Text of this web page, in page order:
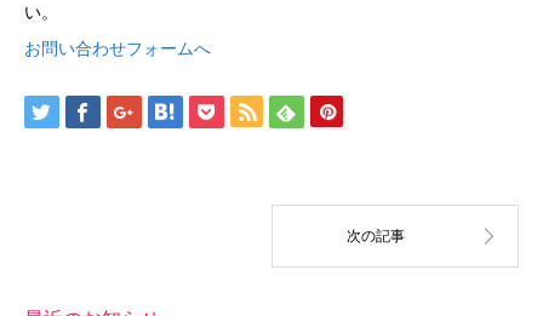
い。
お問い合わせフォームへ